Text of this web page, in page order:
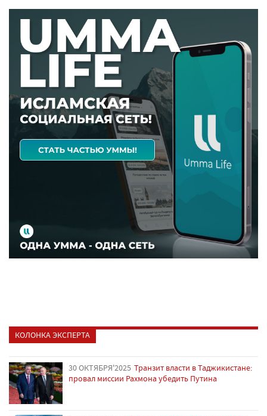
КОЛОНКА ЭКСПЕРТА
30 ОКТЯБРЯ'2025 Транзит власти в Таджикистане:
провал миссии Рахмона убедить Путина